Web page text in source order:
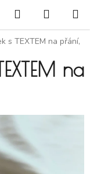
Hledat
s TEXTEM na přání,
na